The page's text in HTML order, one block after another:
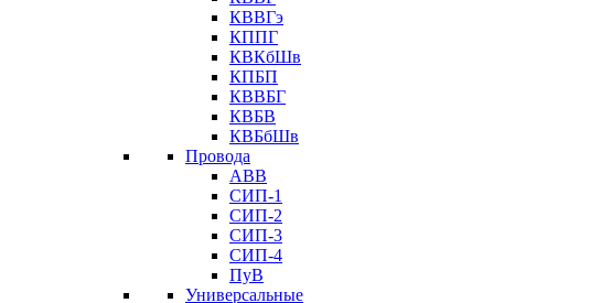
КВВГэ
КППГ
КВКбШв
КПБП
КВВБГ
КВБВ
КВБбШв
Провода
АВВ
СИП-1
СИП-2
СИП-3
СИП-4
ПуВ
Универсальные